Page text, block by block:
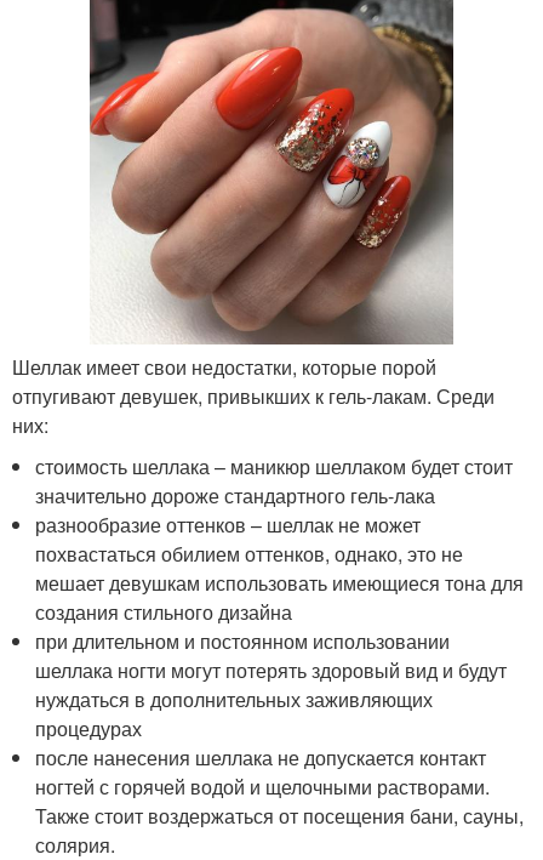
Шеллак имеет свои недостатки, которые порой
отпугивают девушек, привыкших к гель-лакам. Среди
них:
стоимость шеллака – маникюр шеллаком будет стоит
значительно дороже стандартного гель-лака
разнообразие оттенков – шеллак не может
похвастаться обилием оттенков, однако, это не
мешает девушкам использовать имеющиеся тона для
создания стильного дизайна
при длительном и постоянном использовании
шеллака ногти могут потерять здоровый вид и будут
нуждаться в дополнительных заживляющих
процедурах
после нанесения шеллака не допускается контакт
ногтей с горячей водой и щелочными растворами.
Также стоит воздержаться от посещения бани, сауны,
солярия.